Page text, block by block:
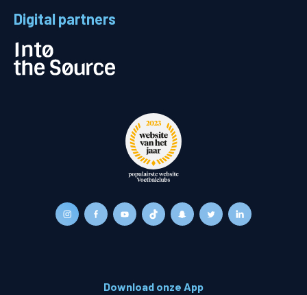
Digital partners
Download onze App